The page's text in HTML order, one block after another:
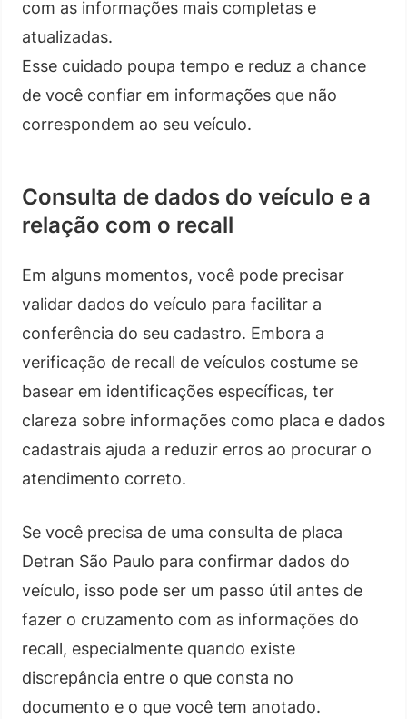
com as informações mais completas e
atualizadas.
Esse cuidado poupa tempo e reduz a chance
de você confiar em informações que não
correspondem ao seu veículo.
Consulta de dados do veículo e a
relação com o recall
Em alguns momentos, você pode precisar
validar dados do veículo para facilitar a
conferência do seu cadastro. Embora a
verificação de recall de veículos costume se
basear em identificações específicas, ter
clareza sobre informações como placa e dados
cadastrais ajuda a reduzir erros ao procurar o
atendimento correto.
Se você precisa de uma consulta de placa
Detran São Paulo para confirmar dados do
veículo, isso pode ser um passo útil antes de
fazer o cruzamento com as informações do
recall, especialmente quando existe
discrepância entre o que consta no
documento e o que você tem anotado.